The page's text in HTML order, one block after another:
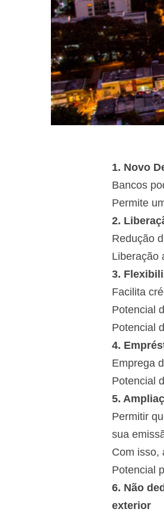
1. Novo
Bancos
Permite
2.
Redução
Liberação
3.
Facilita
Potencial
Potencial
4.
Emprega
Potencial
5.
Permitir
sua
Com isso,
Potencial
6. Não
exterior